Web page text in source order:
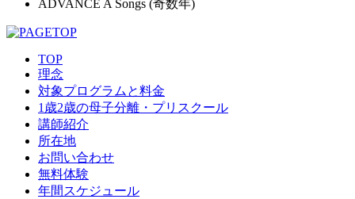
ADVANCE A Songs (奇数年)
TOP
理念
対象プログラムと料金
1歳2歳の母子分離・プリスクール
講師紹介
所在地
お問い合わせ
無料体験
年間スケジュール